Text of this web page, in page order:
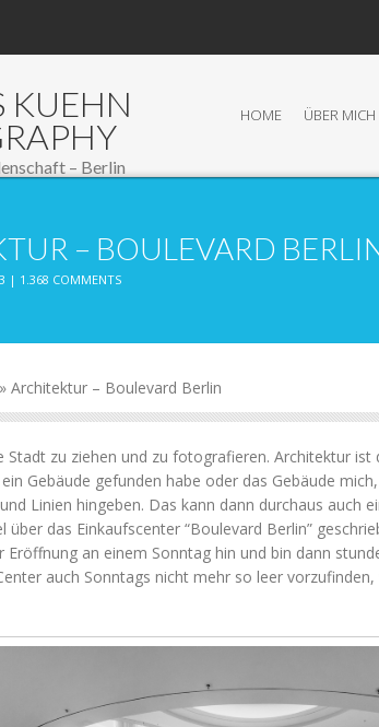
KUEHN
– Berlin
HOME ÜBER MICH
– BOULEVARD
| 1.368 COMMENTS
» Architektur – Boulevard Berlin
Stadt zu ziehen und zu fotografieren. Architektur ist
Gebäude gefunden habe oder das Gebäude
Linien hingeben. Das kann dann durchaus auch
über das Einkaufscenter “Boulevard Berlin”
an einem Sonntag hin und bin dann
auch Sonntags nicht mehr so leer